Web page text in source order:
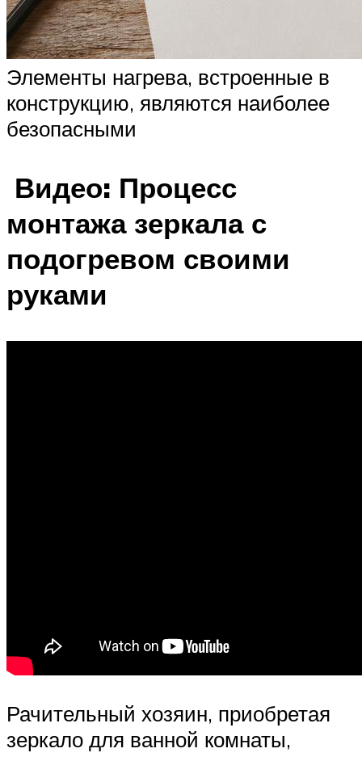
Элементы нагрева, встроенные в
конструкцию, являются наиболее
безопасными
Видео: Процесс
монтажа зеркала с
подогревом своими
руками
Рачительный хозяин, приобретая
зеркало для ванной комнаты,